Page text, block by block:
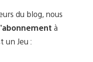
du blog, nous
à
un Jeu :